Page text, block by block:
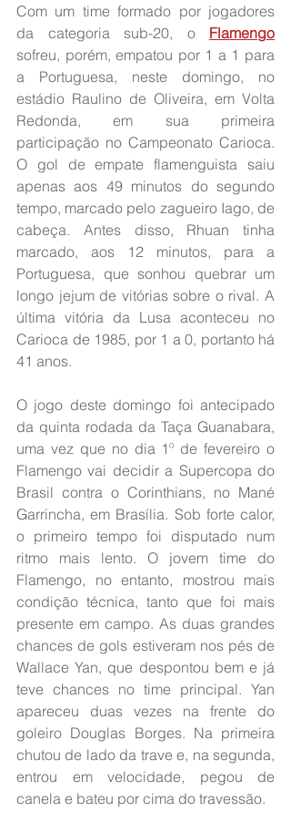
Com um time formado por jogadores
da categoria sub-20, o Flamengo
sofreu, porém, empatou por 1 a 1 para
a Portuguesa, neste domingo, no
estádio Raulino de Oliveira, em Volta
Redonda, em sua primeira
participação no Campeonato Carioca.
O gol de empate flamenguista saiu
apenas aos 49 minutos do segundo
tempo, marcado pelo zagueiro Iago, de
cabeça. Antes disso, Rhuan tinha
marcado, aos 12 minutos, para a
Portuguesa, que sonhou quebrar um
longo jejum de vitórias sobre o rival. A
última vitória da Lusa aconteceu no
Carioca de 1985, por 1 a 0, portanto há
41 anos.
O jogo deste domingo foi antecipado
da quinta rodada da Taça Guanabara,
uma vez que no dia 1º de fevereiro o
Flamengo vai decidir a Supercopa do
Brasil contra o Corinthians, no Mané
Garrincha, em Brasília. Sob forte calor,
o primeiro tempo foi disputado num
ritmo mais lento. O jovem time do
Flamengo, no entanto, mostrou mais
condição técnica, tanto que foi mais
presente em campo. As duas grandes
chances de gols estiveram nos pés de
Wallace Yan, que despontou bem e já
teve chances no time principal. Yan
apareceu duas vezes na frente do
goleiro Douglas Borges. Na primeira
chutou de lado da trave e, na segunda,
entrou em velocidade, pegou de
canela e bateu por cima do travessão.